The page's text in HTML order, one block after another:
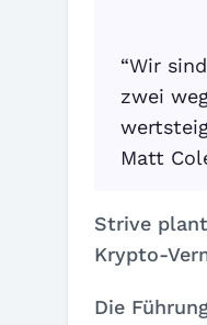
“Wir
zwei
Matt
Strive
Krypto-
Die